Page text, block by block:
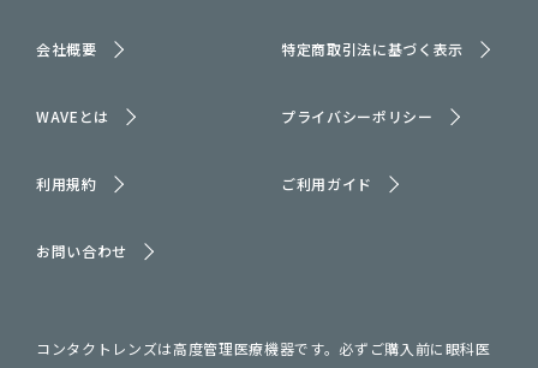
会社概要 特定商取引法に基づく表示
WAVEとは プライバシーポリシー
利用規約 ご利用ガイド
お問い合わせ
コンタクトレンズは高度管理医療機器です。必ずご購入前に眼科医